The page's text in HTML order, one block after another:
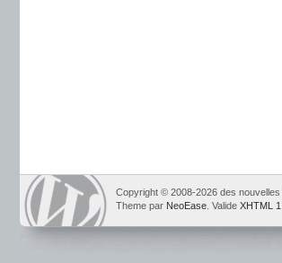
Copyright © 2008-2026 des nouvelles
Theme par NeoEase . Valide XHTML